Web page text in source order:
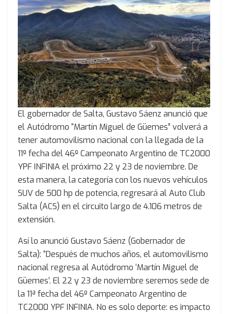
El gobernador de Salta, Gustavo Sáenz anunció que
el Autódromo “Martín Miguel de Güemes” volverá a
tener automovilismo nacional con la llegada de la
11º fecha del 46º Campeonato Argentino de TC2000
YPF INFINIA el próximo 22 y 23 de noviembre. De
esta manera, la categoría con los nuevos vehículos
SUV de 500 hp de potencia, regresará al Auto Club
Salta (ACS) en el circuito largo de 4.106 metros de
extensión.
Así lo anunció Gustavo Sáenz (Gobernador de
Salta): “Después de muchos años, el automovilismo
nacional regresa al Autódromo ‘Martín Miguel de
Güemes’. El 22 y 23 de noviembre seremos sede de
la 11ª fecha del 46º Campeonato Argentino de
TC2000 YPF INFINIA. No es solo deporte: es impacto